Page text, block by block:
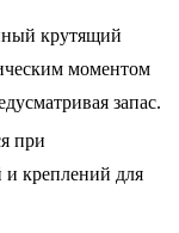
крутящий
моментом
запас.
при
креплений для